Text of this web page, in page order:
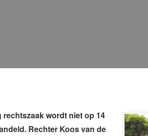
rechtszaak wordt niet op 14
Rechter Koos van de